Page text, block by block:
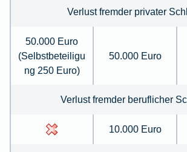
Verlust fremder privater
50.000 Euro
(Selbstbeteiligu
ng 250 Euro)
50.000 Euro
Verlust fremder beruflicher
10.000 Euro